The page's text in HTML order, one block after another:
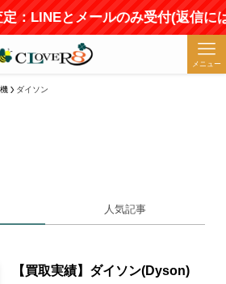
：LINEとメールのみ受付(返信に
メニュー
ダイソン
人気記事
【買取実績】ダイソン(Dyson)